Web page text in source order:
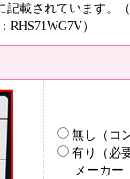
載されています。
RHS71WG7V）
無し（コ
有り（必
メーカー